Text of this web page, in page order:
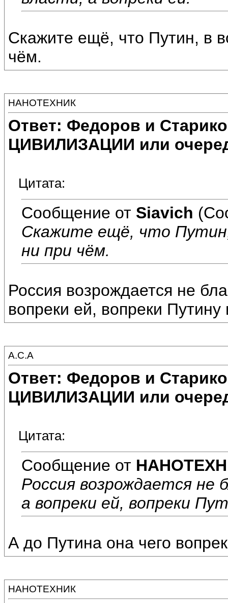
Скажите ещё, что Путин, в
чём.
НАНОТЕХНИК
Ответ: Федоров и
ЦИВИЛИЗАЦИИ или
Цитата:
Сообщение от Siavich
Скажите ещё, что Путин,
ни при чём.
Россия возрождается не
вопреки ей, вопреки
А.С.А
Ответ: Федоров и
ЦИВИЛИЗАЦИИ или
Цитата:
Сообщение от
Россия возрождается не
а вопреки ей, вопреки
А до Путина она чего
НАНОТЕХНИК